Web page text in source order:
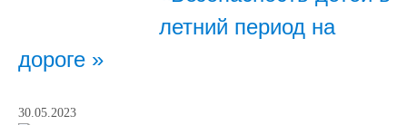
летний период на
дороге »
30.05.2023